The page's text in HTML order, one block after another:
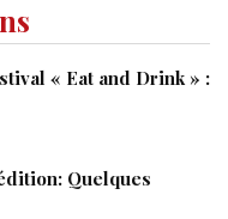
« Eat and Drink » :
Quelques